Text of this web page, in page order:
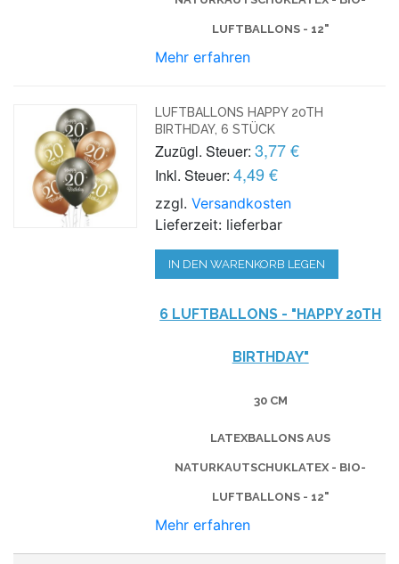
LUFTBALLONS - 12"
Mehr erfahren
LUFTBALLONS HAPPY 20TH
BIRTHDAY, 6 STÜCK
Zuzügl. Steuer: 3,77 €
Inkl. Steuer: 4,49 €
zzgl.Versandkosten
Lieferzeit: lieferbar
IN DEN WARENKORB LEGEN
6 LUFTBALLONS - "HAPPY 20TH
BIRTHDAY"
30 CM
LATEXBALLONS AUS
NATURKAUTSCHUKLATEX - BIO-
LUFTBALLONS - 12"
Mehr erfahren